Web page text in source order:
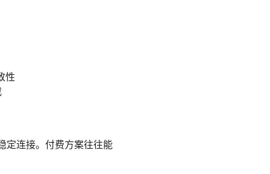
性
定连接。付费方案往往能